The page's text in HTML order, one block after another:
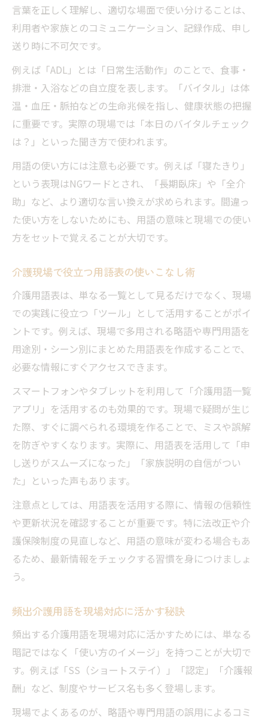
言葉を正しく理解し、適切な場面で使い分けることは、
利用者や家族とのコミュニケーション、記録作成、申し
送り時に不可欠です。
例えば「ADL」とは「日常生活動作」のことで、食事・
排泄・入浴などの自立度を表します。「バイタル」は体
温・血圧・脈拍などの生命兆候を指し、健康状態の把握
に重要です。実際の現場では「本日のバイタルチェック
は？」といった聞き方で使われます。
用語の使い方には注意も必要です。例えば「寝たきり」
という表現はNGワードとされ、「長期臥床」や「全介
助」など、より適切な言い換えが求められます。間違っ
た使い方をしないためにも、用語の意味と現場での使い
方をセットで覚えることが大切です。
介護現場で役立つ用語表の使いこなし術
介護用語表は、単なる一覧として見るだけでなく、現場
での実践に役立つ「ツール」として活用することがポイ
ントです。例えば、現場で多用される略語や専門用語を
用途別・シーン別にまとめた用語表を作成することで、
必要な情報にすぐアクセスできます。
スマートフォンやタブレットを利用して「介護用語一覧
アプリ」を活用するのも効果的です。現場で疑問が生じ
た際、すぐに調べられる環境を作ることで、ミスや誤解
を防ぎやすくなります。実際に、用語表を活用して「申
し送りがスムーズになった」「家族説明の自信がつい
た」といった声もあります。
注意点としては、用語表を活用する際に、情報の信頼性
や更新状況を確認することが重要です。特に法改正や介
護保険制度の見直しなど、用語の意味が変わる場合もあ
るため、最新情報をチェックする習慣を身につけましょ
う。
頻出介護用語を現場対応に活かす秘訣
頻出する介護用語を現場対応に活かすためには、単なる
暗記ではなく「使い方のイメージ」を持つことが大切で
す。例えば「SS（ショートステイ）」「認定」「介護報
酬」など、制度やサービス名も多く登場します。
現場でよくあるのが、略語や専門用語の誤用によるコミ